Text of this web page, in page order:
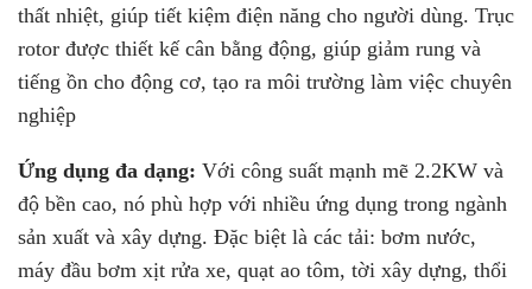
thất nhiệt, giúp tiết kiệm điện năng cho người dùng. Trục
rotor được thiết kế cân bằng động, giúp giảm rung và
tiếng ồn cho động cơ, tạo ra môi trường làm việc chuyên
nghiệp
Ứng dụng đa dạng: Với công suất mạnh mẽ 2.2KW và
độ bền cao, nó phù hợp với nhiều ứng dụng trong ngành
sản xuất và xây dựng. Đặc biệt là các tải: bơm nước,
máy đầu bơm xịt rửa xe, quạt ao tôm, tời xây dựng, thổi